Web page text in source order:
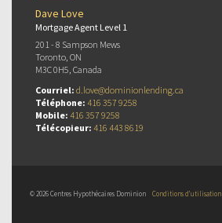
Dave Love
Mortgage Agent Level 1
201 - 8 Sampson Mews
Toronto, ON
M3C 0H5, Canada
Courriel: d.love@dominionlending.ca
Téléphone: 416 357 9258
Mobile: 416 357 9258
Télécopieur: 416 443 8619
© 2026 Centres Hypothécaires Dominion Conditions d’utilisation